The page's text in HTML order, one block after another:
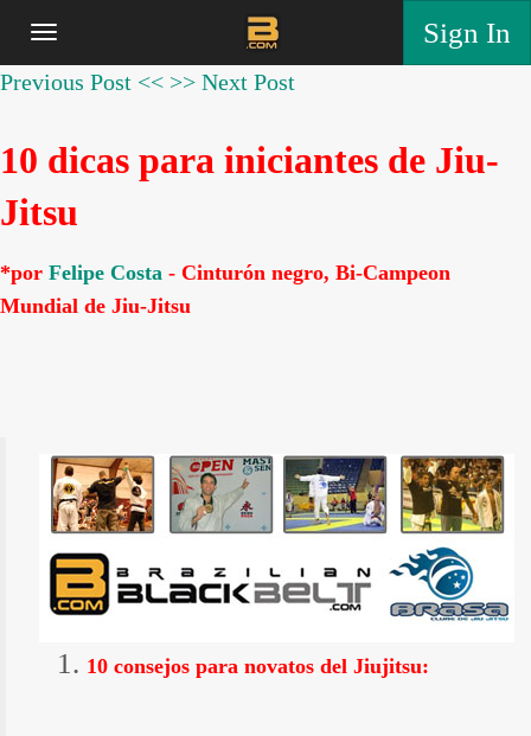
Sign In
Previous Post << >> Next Post
10 dicas para iniciantes de Jiu-
Jitsu
*por Felipe Costa - Cinturón negro, Bi-Campeon
Mundial de Jiu-Jitsu
10 consejos para novatos del Jiujitsu: